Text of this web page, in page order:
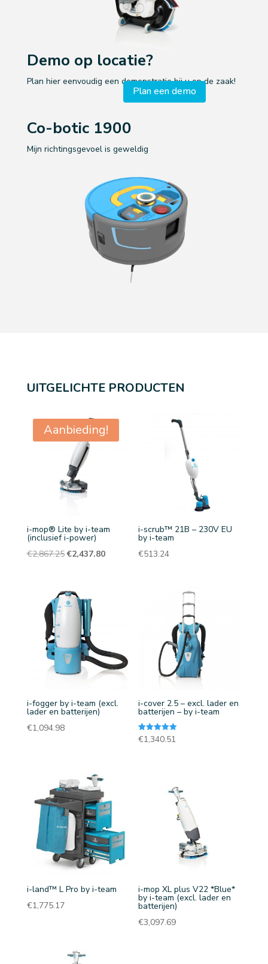
Demo op locatie?
Plan hier eenvoudig een demonstratie bij u op de zaak!
Plan een demo
Co-botic 1900
Mijn richtingsgevoel is geweldig
UITGELICHTE PRODUCTEN
Aanbieding!
i-mop® Lite by i-team
(inclusief i-power)
€2,867.25Oorspronkelijke
€2,867.25.
€2,437.80Huidige
i-scrub™ 21B – 230V EU
by i-team
€513.24
i-fogger by i-team (excl.
lader en batterijen)
€1,094.98
i-cover 2.5 – excl. lader en
batterijen – by i-team
Gewaardeerd
5.00
€1,340.51
i-land™ L Pro by i-team
€1,775.17
i-mop XL plus V22 *Blue*
by i-team (excl. lader en
batterijen)
€3,097.69